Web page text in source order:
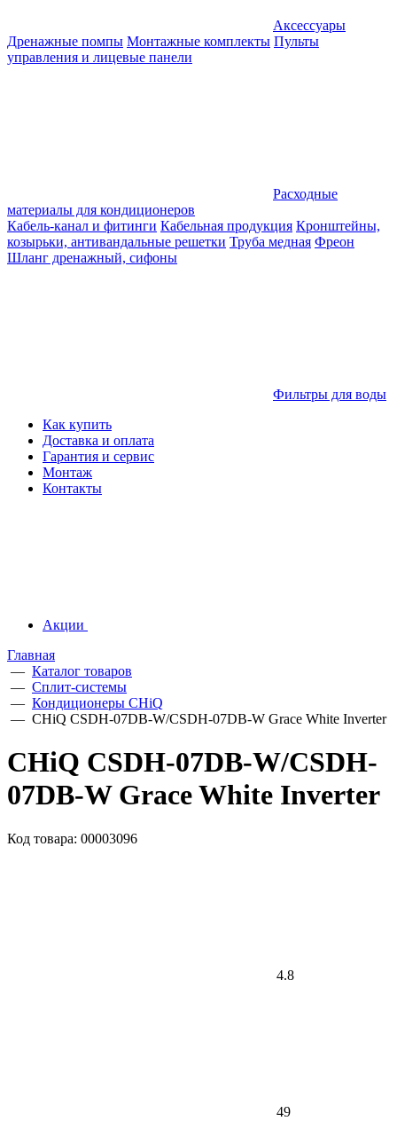
Аксессуары
Дренажные помпы Монтажные комплекты Пульты
управления и лицевые панели
Расходные
материалы для кондиционеров
Кабель-канал и фитинги Кабельная продукция Кронштейны,
козырьки, антивандальные решетки Труба медная Фреон
Шланг дренажный, сифоны
Фильтры для воды
Как купить
Доставка и оплата
Гарантия и сервис
Монтаж
Контакты
Акции
Главная
— Каталог товаров
— Сплит-системы
— Кондиционеры CHiQ
— CHiQ CSDH-07DB-W/CSDH-07DB-W Grace White Inverter
CHiQ CSDH-07DB-W/CSDH-
07DB-W Grace White Inverter
Код товара: 00003096
4.8
49